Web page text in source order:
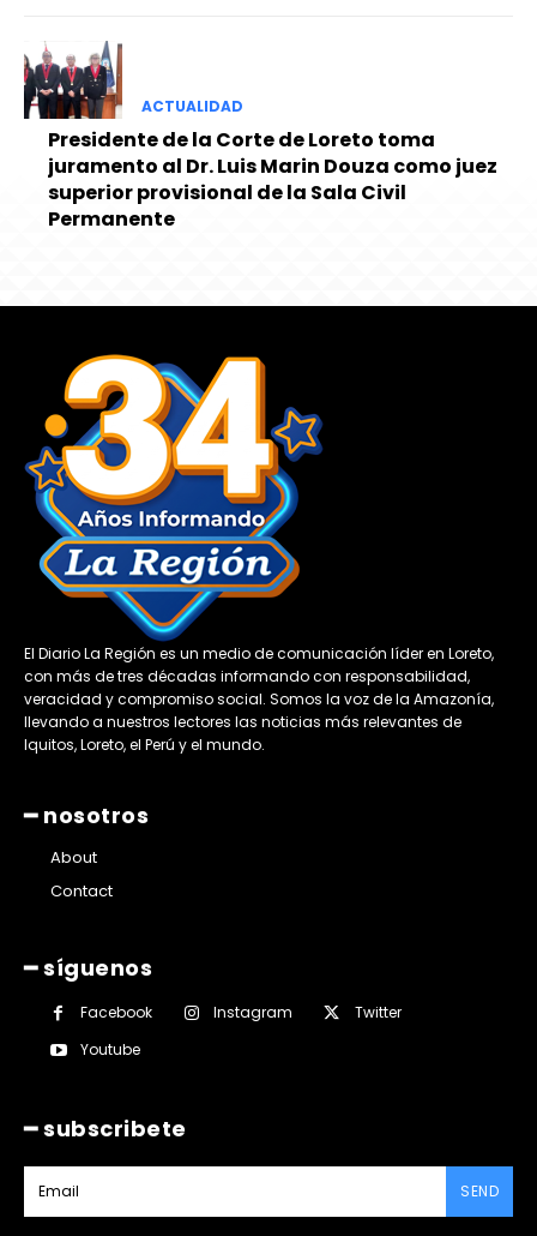
ACTUALIDAD
Presidente de la Corte de Loreto toma
juramento al Dr. Luis Marin Douza como juez
superior provisional de la Sala Civil
Permanente
El Diario La Región es un medio de comunicación líder en Loreto,
con más de tres décadas informando con responsabilidad,
veracidad y compromiso social. Somos la voz de la Amazonía,
llevando a nuestros lectores las noticias más relevantes de
Iquitos, Loreto, el Perú y el mundo.
━ nosotros
About
Contact
━ síguenos
Facebook Instagram
Twitter
Youtube
━ subscribete
SEND